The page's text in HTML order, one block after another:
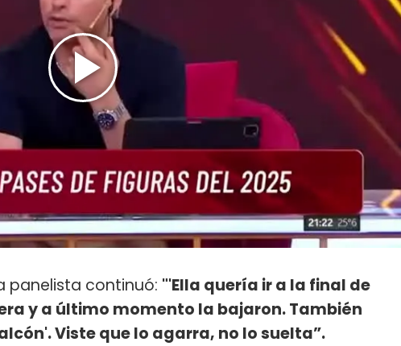
panelista continuó: "'Ella quería ir a la final de
y a último momento la bajaron. También
Viste que lo agarra, no lo suelta”.